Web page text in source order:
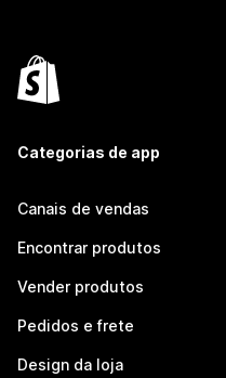
Categorias de app
Canais de vendas
Encontrar produtos
Vender produtos
Pedidos e frete
Design da loja